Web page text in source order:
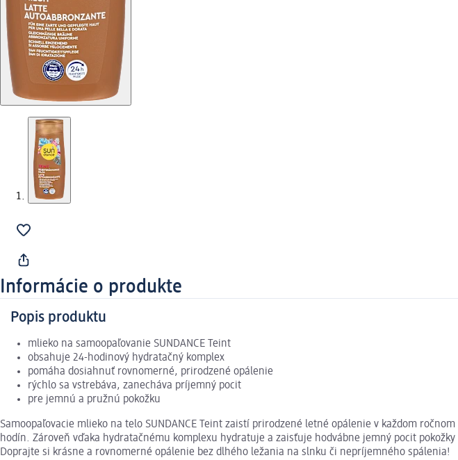
Informácie o produkte
Popis produktu
mlieko na samoopaľovanie SUNDANCE Teint
obsahuje 24-hodinový hydratačný komplex
pomáha dosiahnuť rovnomerné, prirodzené opálenie
rýchlo sa vstrebáva, zanecháva príjemný pocit
pre jemnú a pružnú pokožku
Samoopaľovacie mlieko na telo SUNDANCE Teint zaistí prirodzené letné opálenie v každom
hodín. Zároveň vďaka hydratačnému komplexu hydratuje a zaisťuje hodvábne jemný pocit
Doprajte si krásne a rovnomerné opálenie bez dlhého ležania na slnku či nepríjemného spálenia!